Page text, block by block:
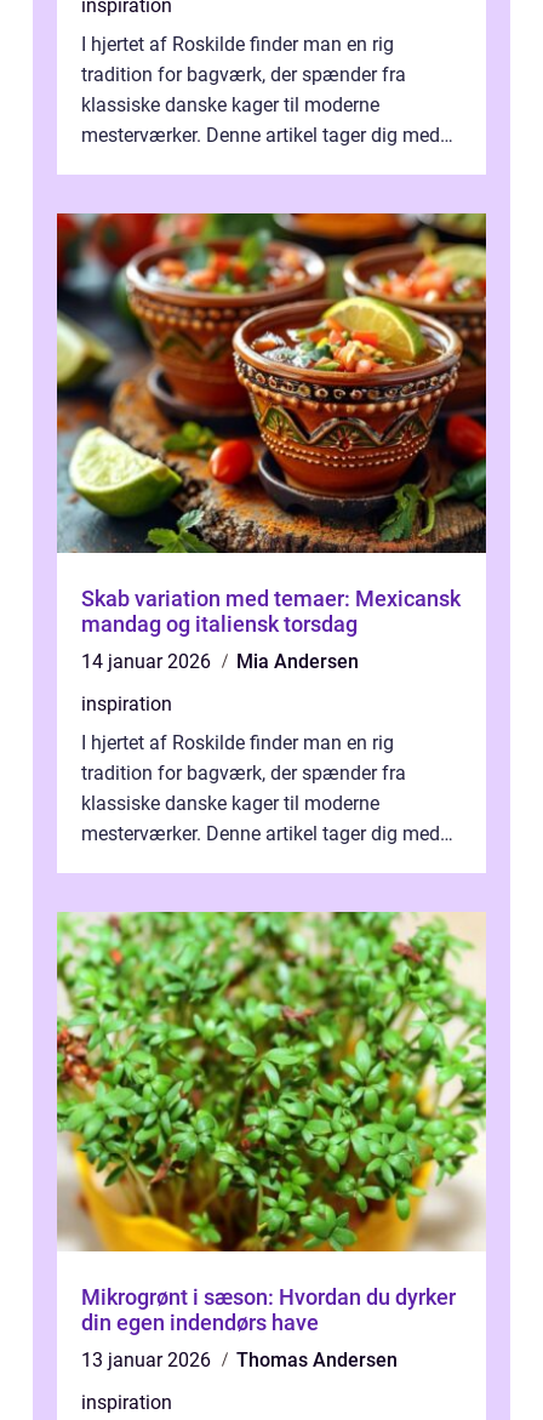
inspiration
I hjertet af Roskilde finder man en rig
tradition for bagværk, der spænder fra
klassiske danske kager til moderne
mesterværker. Denne artikel tager dig med
Skab variation med temaer: Mexicansk
mandag og italiensk torsdag
14 januar 2026
Mia Andersen
inspiration
I hjertet af Roskilde finder man en rig
tradition for bagværk, der spænder fra
klassiske danske kager til moderne
mesterværker. Denne artikel tager dig med
Mikrogrønt i sæson: Hvordan du dyrker
din egen indendørs have
13 januar 2026
Thomas Andersen
inspiration